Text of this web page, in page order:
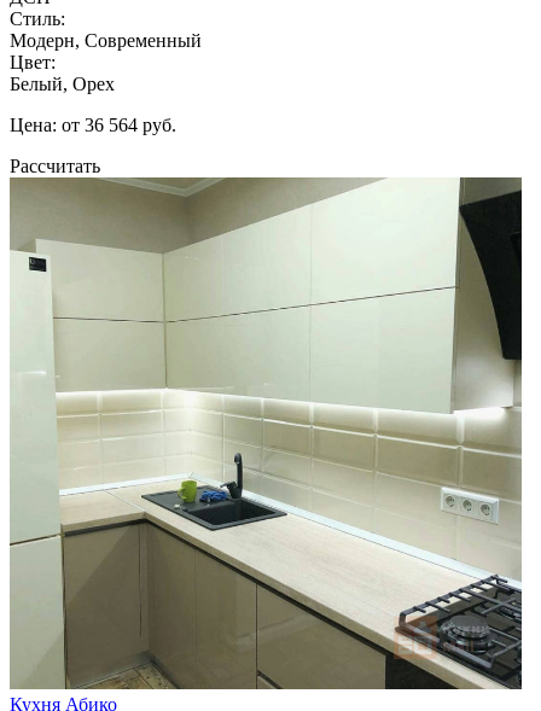
Стиль:
Модерн, Современный
Цвет:
Белый, Орех
Цена: от 36 564 руб.
Рассчитать
Кухня Абико